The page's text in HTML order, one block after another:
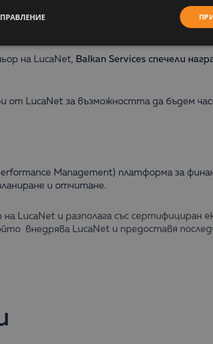
част от LucaNet Partner Awards Day
на LucaNet, Balkan Services спечели
от LucaNet за възможността да бъдем
Management) платформа за
и отчитане.
LucaNet и разполага със сертифициран
внедрява LucaNet и предоставя